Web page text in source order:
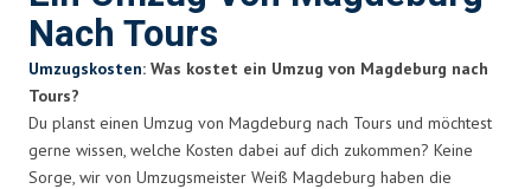
Nach Tours
Umzugskosten: Was kostet ein Umzug von Magdeburg nach
Tours?
Du planst einen Umzug von Magdeburg nach Tours und möchtest
gerne wissen, welche Kosten dabei auf dich zukommen? Keine
Sorge, wir von Umzugsmeister Weiß Magdeburg haben die